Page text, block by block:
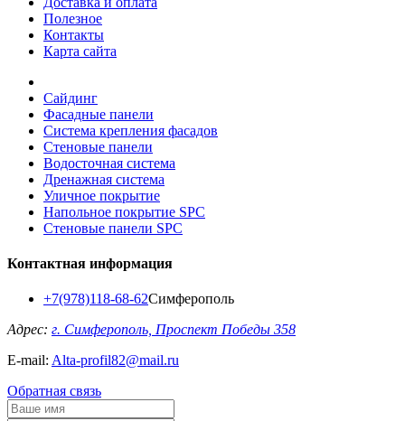
Полезное
Контакты
Карта сайта
Сайдинг
Фасадные панели
Система крепления фасадов
Стеновые панели
Водосточная система
Дренажная система
Уличное покрытие
Напольное покрытие SPC
Стеновые панели SPC
Контактная информация
+7(978)118-68-62Симферополь
Адрес: г. Симферополь, Проспект Победы 358
E-mail: Alta-profil82@mail.ru
Обратная связь